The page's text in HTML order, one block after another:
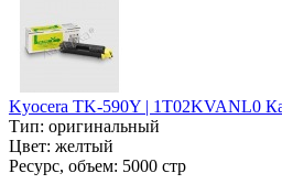
Kyocera TK-590Y | 1T02KVANL0
Тип: оригинальный
Цвет: желтый
Ресурс, объем: 5000 стр